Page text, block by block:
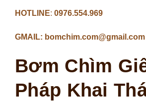
HOTLINE: 0976.554.969
GMAIL: bomchim.com@gmail.com
Bơm Chìm
Pháp Khai